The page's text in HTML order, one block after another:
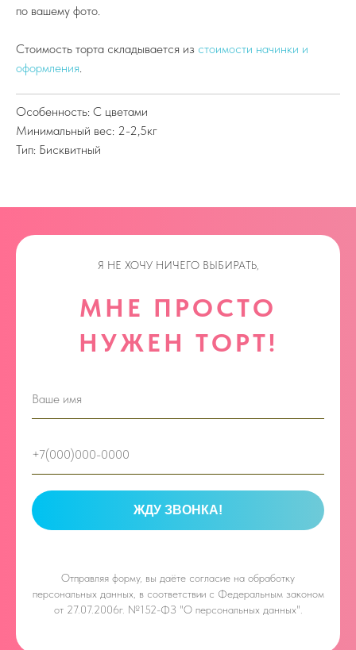
по вашему фото.
Стоимость торта складывается из стоимости начинки и
оформления.
Особенность: С цветами
Минимальный вес: 2-2,5кг
Тип: Бисквитный
Я НЕ ХОЧУ НИЧЕГО ВЫБИРАТЬ,
МНЕ ПРОСТО
НУЖЕН ТОРТ!
ЖДУ ЗВОНКА!
Отправляя форму, вы даёте согласие на обработку
персональных данных, в соответствии с Федеральным законом
от 27.07.2006г. №152-ФЗ "О персональных данных".